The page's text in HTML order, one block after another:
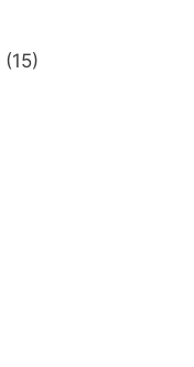
(15)